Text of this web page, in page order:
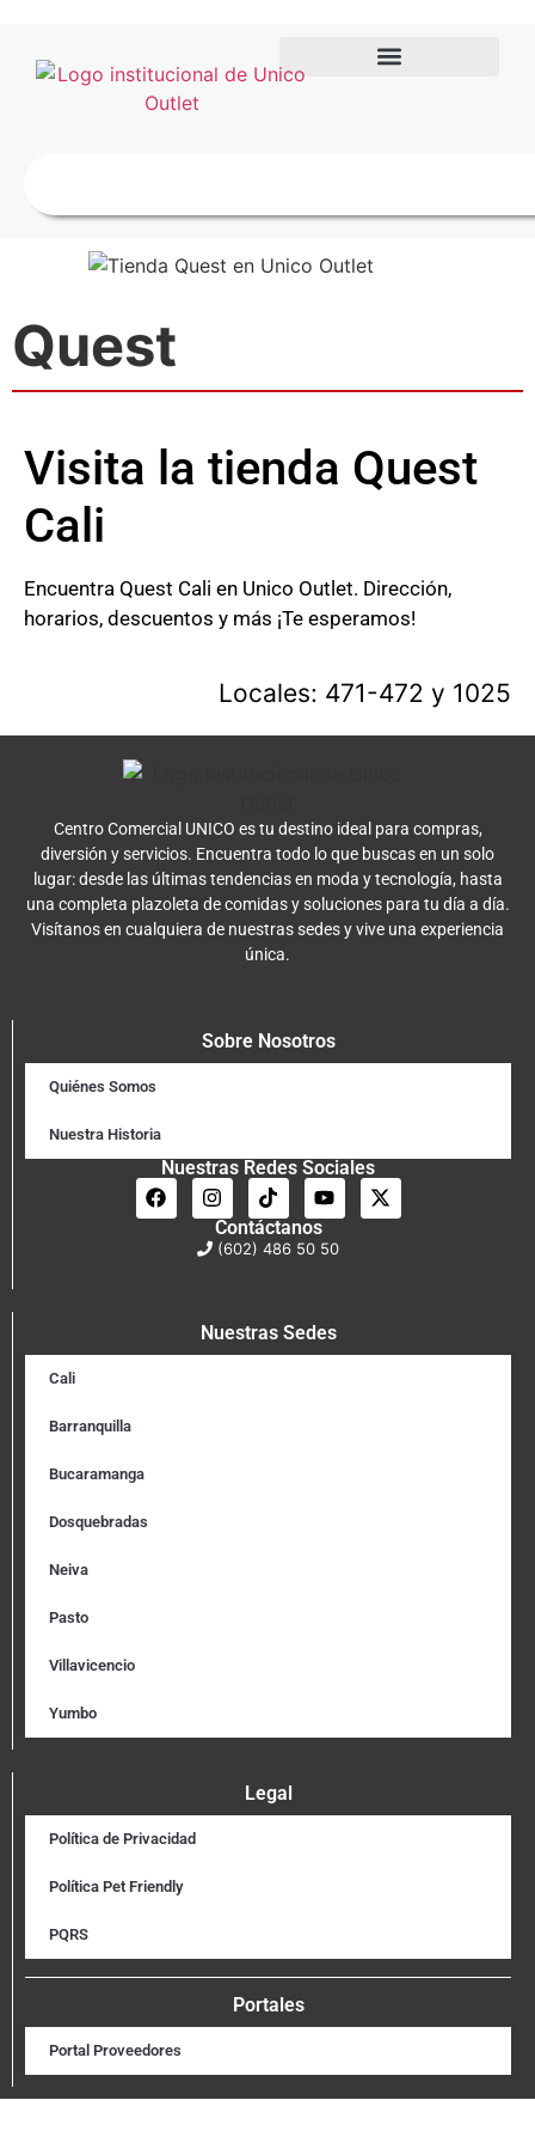
Quest
Visita la tienda Quest
Cali
Encuentra Quest Cali en Unico Outlet. Dirección,
horarios, descuentos y más ¡Te esperamos!
Locales: 471-472 y 1025
Centro Comercial UNICO es tu destino ideal para compras,
diversión y servicios. Encuentra todo lo que buscas en un solo
lugar: desde las últimas tendencias en moda y tecnología, hasta
una completa plazoleta de comidas y soluciones para tu día a día.
Visítanos en cualquiera de nuestras sedes y vive una experiencia
única.
Sobre Nosotros
Quiénes Somos
Nuestra Historia
Nuestras Redes Sociales
Contáctanos
(602) 486 50 50
Nuestras Sedes
Cali
Barranquilla
Bucaramanga
Dosquebradas
Neiva
Pasto
Villavicencio
Yumbo
Legal
Política de Privacidad
Política Pet Friendly
PQRS
Portales
Portal Proveedores